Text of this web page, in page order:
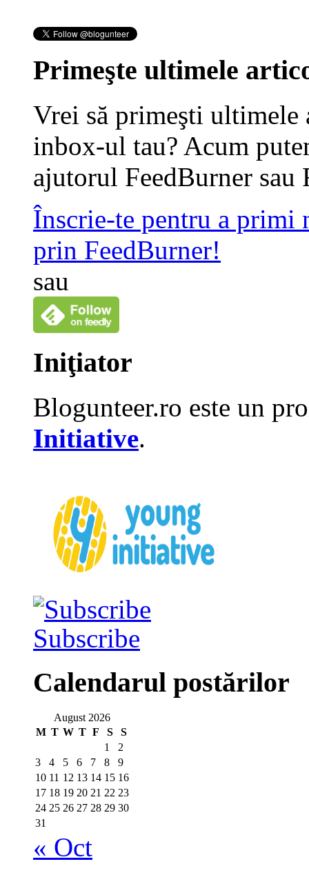
Primeşte ultimele
Vrei să primeşti
inbox-ul tau? Acum
ajutorul FeedBurner sau
Înscrie-te pentru a primi
prin FeedBurner!
sau
Iniţiator
Blogunteer.ro este un
Initiative.
Subscribe
Calendarul postărilor
August 2026
M T W T F S
S
1
2
3
4 5 6 7 8
9
10 11 12 13 14 15 16
17 18 19 20 21 22 23
24 25 26 27 28 29 30
31
« Oct